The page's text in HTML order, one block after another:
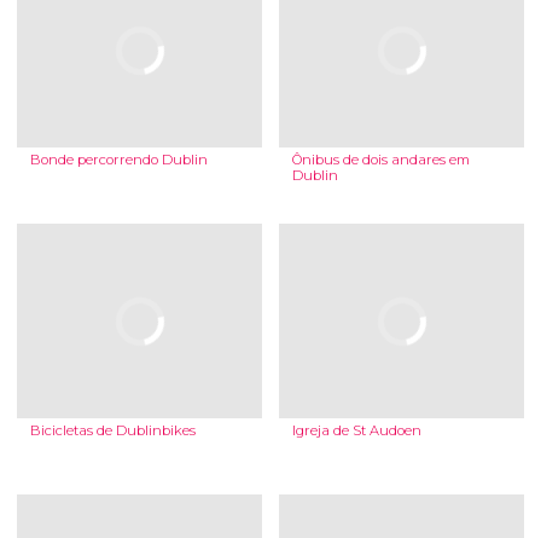
Bonde percorrendo Dublin
Ônibus de dois andares em
Dublin
Bicicletas de Dublinbikes Igreja de St Audoen